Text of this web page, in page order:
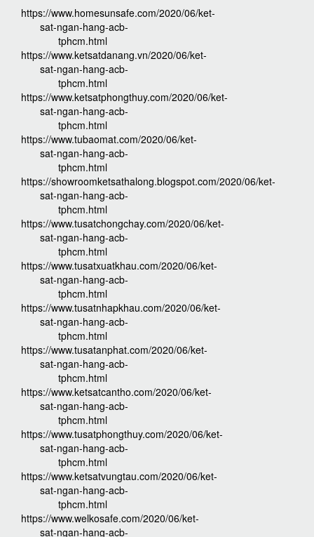
https://www.homesunsafe.com/2020/06/ket-
sat-ngan-hang-acb-
tphcm.html
https://www.ketsatdanang.vn/2020/06/ket-
sat-ngan-hang-acb-
tphcm.html
https://www.ketsatphongthuy.com/2020/06/ket-
sat-ngan-hang-acb-
tphcm.html
https://www.tubaomat.com/2020/06/ket-
sat-ngan-hang-acb-
tphcm.html
https://showroomketsathalong.blogspot.com/2020/06/ket-
sat-ngan-hang-acb-
tphcm.html
https://www.tusatchongchay.com/2020/06/ket-
sat-ngan-hang-acb-
tphcm.html
https://www.tusatxuatkhau.com/2020/06/ket-
sat-ngan-hang-acb-
tphcm.html
https://www.tusatnhapkhau.com/2020/06/ket-
sat-ngan-hang-acb-
tphcm.html
https://www.tusatanphat.com/2020/06/ket-
sat-ngan-hang-acb-
tphcm.html
https://www.ketsatcantho.com/2020/06/ket-
sat-ngan-hang-acb-
tphcm.html
https://www.tusatphongthuy.com/2020/06/ket-
sat-ngan-hang-acb-
tphcm.html
https://www.ketsatvungtau.com/2020/06/ket-
sat-ngan-hang-acb-
tphcm.html
https://www.welkosafe.com/2020/06/ket-
sat-ngan-hang-acb-